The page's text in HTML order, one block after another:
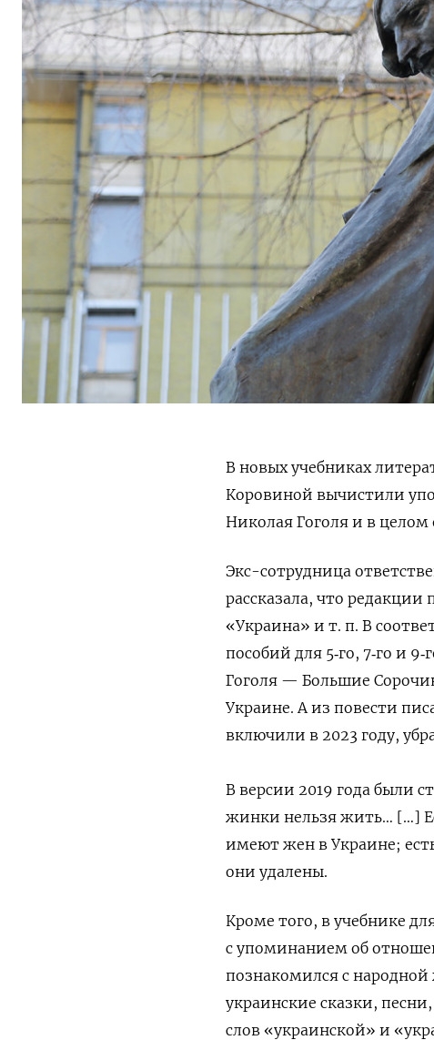
В новых учебниках
Коровиной вычистили
Николая Гоголя и в
Экс-сотрудница
рассказала, что редакции
«Украина» и т. п. В
пособий для 5‑го, 7‑го и
Гоголя — Большие
Украине. А из повести
включили в 2023 году,
В версии 2019 года были
жинки нельзя жить… […]
имеют жен в Украине;
они удалены.
Кроме того, в учебнике
с упоминанием об
познакомился с
украинские сказки,
слов «украинской» и